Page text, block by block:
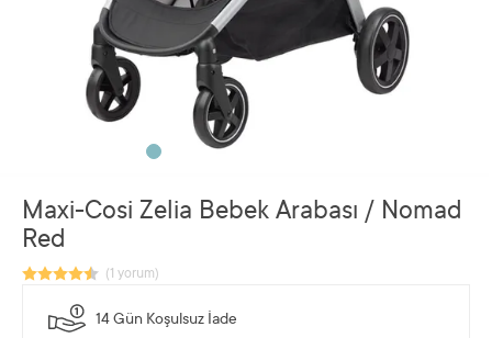
Maxi-Cosi Zelia Bebek Arabası / Nomad
Red
14 Gün Koşulsuz İade